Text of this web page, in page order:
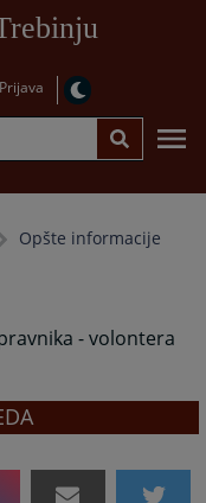
Prijava
Opšte informacije
- volontera